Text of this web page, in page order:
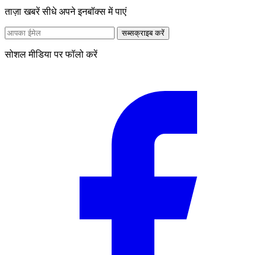
ताज़ा खबरें सीधे अपने इनबॉक्स में पाएं
सब्सक्राइब करें
सोशल मीडिया पर फॉलो करें